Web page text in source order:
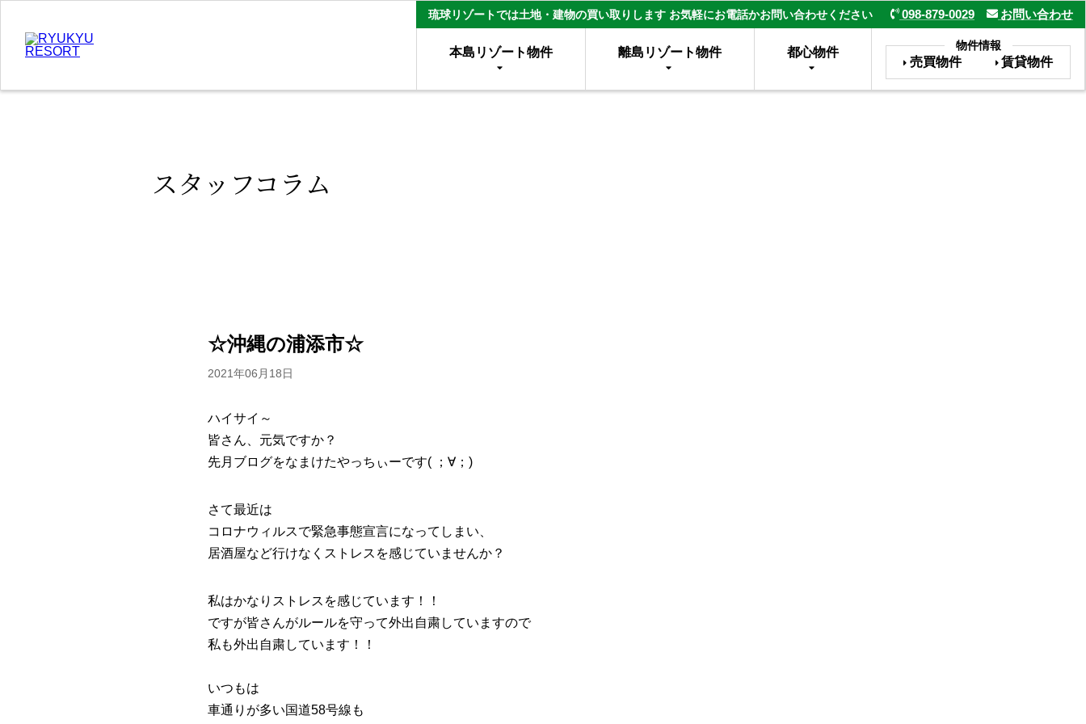
琉球リゾートでは土地・建物の買い取りします お気軽にお電話かお問い合わせください 098-879-0029 お問い合わせ
本島リゾート物件 離島リゾート物件 都心物件 物件情報
売買物件 賃貸物件
スタッフコラム
☆沖縄の浦添市☆
2021年06月18日
ハイサイ～
皆さん、元気ですか？
先月ブログをなまけたやっちぃーです( ；∀；)
さて最近は
コロナウィルスで緊急事態宣言になってしまい、
居酒屋など行けなくストレスを感じていませんか？
私はかなりストレスを感じています！！
ですが皆さんがルールを守って外出自粛していますので
私も外出自粛しています！！
いつもは
車通りが多い国道58号線も